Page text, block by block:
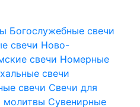
Богослужебные свечи
свечи Ново-
свечи Номерные
свечи
свечи Свечи для
Сувенирные